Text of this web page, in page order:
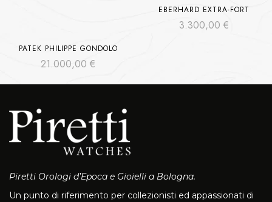
PATEK PHILIPPE GONDOLO
21.000,00 €
EBERHARD EXTRA-FORT
3.300,00 €
Piretti Orologi d’Epoca e Gioielli a Bologna.
Un punto di riferimento per collezionisti ed appassionati di